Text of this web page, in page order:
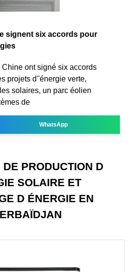
signent six accords pour
ont signé six accords
projets d''énergie verte,
solaires, un parc éolien
de
WhatsApp
PRODUCTION D
SOLAIRE ET
D ÉNERGIE EN